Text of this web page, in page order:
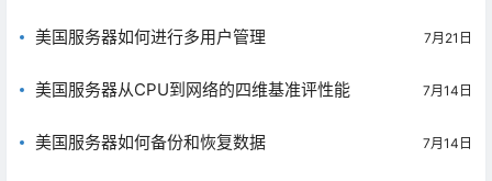
美国服务器如何进行多用户管理 7月21日
美国服务器从CPU到网络的四维基准评性能 7月14日
美国服务器如何备份和恢复数据 7月14日